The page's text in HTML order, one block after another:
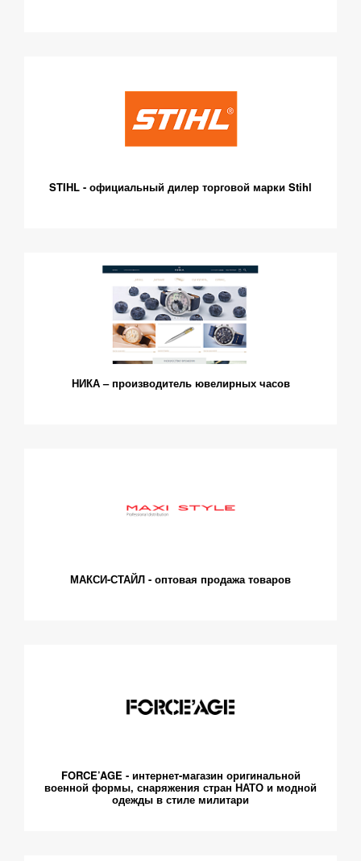
STIHL - официальный дилер торговой марки Stihl
НИКА – производитель ювелирных часов
МАКСИ-СТАЙЛ - оптовая продажа товаров
FORCE’AGE - интернет-магазин оригинальной
военной формы, снаряжения стран НАТО и модной
одежды в стиле милитари